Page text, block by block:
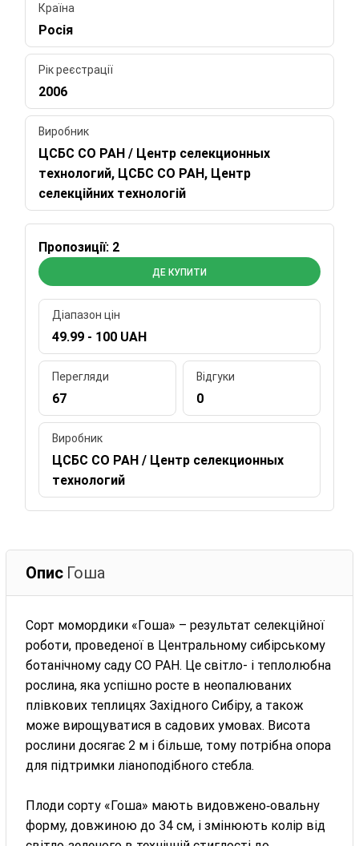
Країна
Росія
Рік реєстрації
2006
Виробник
ЦСБС СО РАН / Центр селекционных
технологий, ЦСБС СО РАН, Центр
селекційних технологій
Пропозиції: 2
ДЕ КУПИТИ
Діапазон цін
49.99 - 100 UAH
Перегляди
67
Відгуки
0
Виробник
ЦСБС СО РАН / Центр селекционных
технологий
Опис Гоша
Сорт момордики «Гоша» – результат селекційної
роботи, проведеної в Центральному сибірському
ботанічному саду СО РАН. Це світло- і теплолюбна
рослина, яка успішно росте в неопалюваних
плівкових теплицях Західного Сибіру, а також
може вирощуватися в садових умовах. Висота
рослини досягає 2 м і більше, тому потрібна опора
для підтримки ліаноподібного стебла.
Плоди сорту «Гоша» мають видовжено‑овальну
форму, довжиною до 34 см, і змінюють колір від